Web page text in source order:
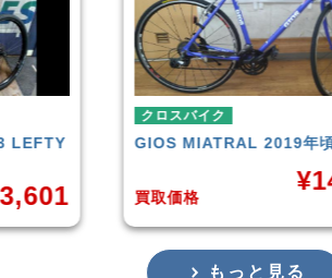
クロスバイク
GIOSMIATRAL 2019年頃
買取価格
もっと見る